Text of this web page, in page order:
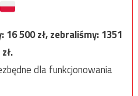
16 500zł, zebraliśmy:1351
zł.
dla funkcjonowania